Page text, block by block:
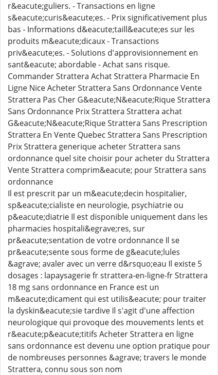
r&eacute;guliers. - Transactions en ligne
s&eacute;curis&eacute;es. - Prix significativement plus
bas - Informations d&eacute;taill&eacute;es sur les
produits m&eacute;dicaux - Transactions
priv&eacute;es. - Solutions d'approvisionnement en
sant&eacute; abordable - Achat sans risque.
Commander Strattera Achat Strattera Pharmacie En
Ligne Nice Acheter Strattera Sans Ordonnance Vente
Strattera Pas Cher G&eacute;N&eacute;Rique Strattera
Sans Ordonnance Prix Strattera Strattera achat
G&eacute;N&eacute;Rique Strattera Sans Prescription
Strattera En Vente Quebec Strattera Sans Prescription
Prix Strattera generique acheter Strattera sans
ordonnance quel site choisir pour acheter du Strattera
Vente Strattera comprim&eacute; pour Strattera sans
ordonnance
Il est prescrit par un m&eacute;decin hospitalier,
sp&eacute;cialiste en neurologie, psychiatrie ou
p&eacute;diatrie Il est disponible uniquement dans les
pharmacies hospitali&egrave;res, sur
pr&eacute;sentation de votre ordonnance Il se
pr&eacute;sente sous forme de g&eacute;lules
&agrave; avaler avec un verre d&rsquo;eau Il existe 5
dosages : lapaysagerie fr strattera-en-ligne-fr Strattera
18 mg sans ordonnance en France est un
m&eacute;dicament qui est utilis&eacute; pour traiter
la dyskin&eacute;sie tardive Il s'agit d'une affection
neurologique qui provoque des mouvements lents et
r&eacute;p&eacute;titifs Acheter Strattera en ligne
sans ordonnance est devenu une option pratique pour
de nombreuses personnes &agrave; travers le monde
Strattera, connu sous son nom